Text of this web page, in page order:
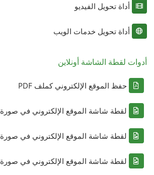
أداة تحويل الفيديو
أداة تحويل خدمات الويب
أدوات لقطة الشاشة أونلاين
حفظ الموقع الإلكتروني كملف PDF
لقطة شاشة الموقع الإلكتروني في صورة JPG
لقطة شاشة الموقع الإلكتروني في صورة PNG
لقطة شاشة الموقع الإلكتروني في صورة TIFF